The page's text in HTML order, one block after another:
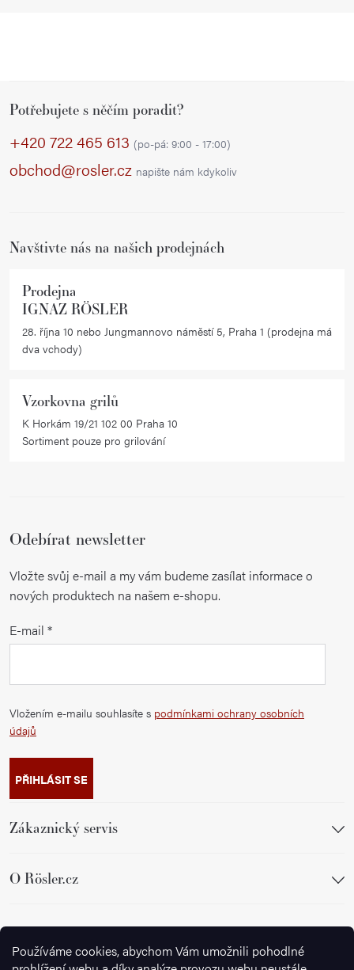
Používáme cookies, abychom Vám umožnili pohodlné
Potřebujete s něčím poradit?
+420 722 465 613 (po-pá: 9:00 - 17:00)
obchod@rosler.cz napište nám kdykoliv
Navštivte nás na našich prodejnách
Prodejna
IGNAZ RÖSLER
28. října 10 nebo Jungmannovo náměstí 5, Praha 1 (prodejna má
dva vchody)
Vzorkovna grilů
K Horkám 19/21 102 00 Praha 10
Sortiment pouze pro grilování
Odebírat newsletter
Vložte svůj e-mail a my vám budeme zasílat informace o
nových produktech na našem e-shopu.
E-mail
Vložením e-mailu souhlasíte s podmínkami ochrany osobních
údajů
PŘIHLÁSIT SE
Zákaznický servis
O Rösler.cz
Sledujte nás